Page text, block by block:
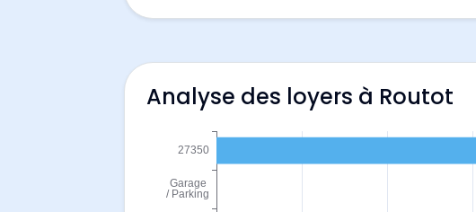
Analyse des loyers à Routot